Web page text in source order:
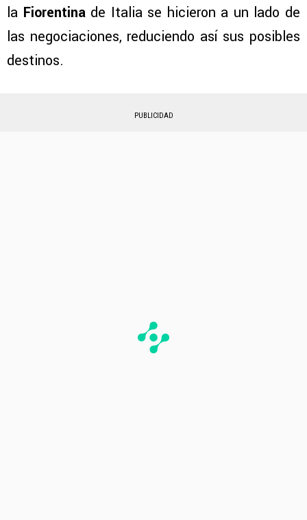
la Fiorentinade Italia se hicieron a un lado de
las negociaciones, reduciendo así sus posibles
destinos.
PUBLICIDAD